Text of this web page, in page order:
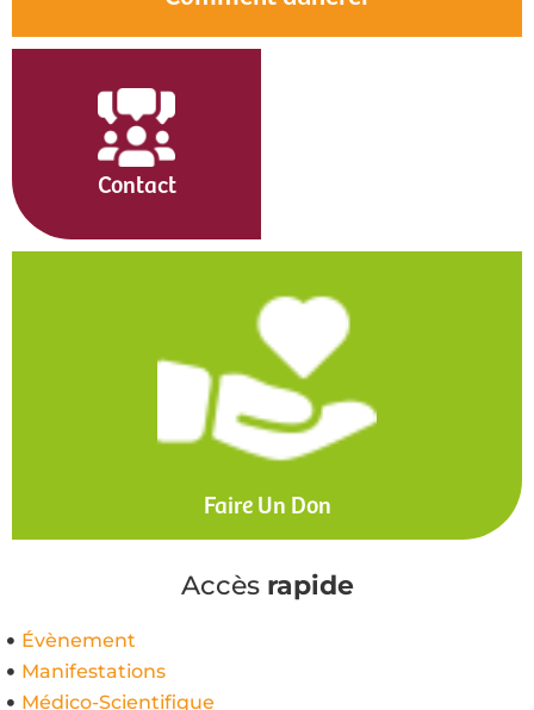
Contact
Faire Un Don
Accès rapide
Évènement
Manifestations
Médico-Scientifique